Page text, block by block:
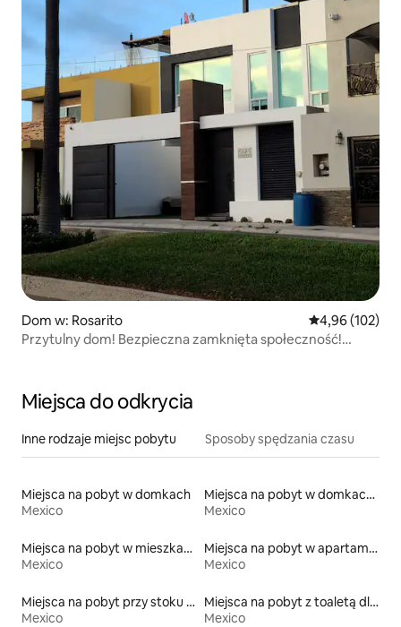
Dom w: Rosarito Średnia
4,96 (102)
Przytulny dom! Bezpieczna zamknięta społeczność!
Miejsca do odkrycia
Inne rodzaje miejsc pobytu Sposoby spędzania czasu
Miejsca na pobyt w domkach
Mexico
Miejsca na pobyt w domkach parterowych
Mexico
Miejsca na pobyt w mieszkaniach
Mexico
Miejsca na pobyt w apartamentach z obsługą
Mexico
Miejsca na pobyt przy stoku narciarskim
Mexico
Miejsca na pobyt z toaletą dla osoby z niepełnosprawnością
Mexico